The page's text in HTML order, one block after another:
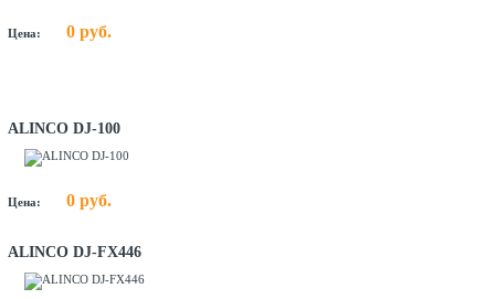
Цена: 0 руб.
ALINCO DJ-100
Цена: 0 руб.
ALINCO DJ-FX446